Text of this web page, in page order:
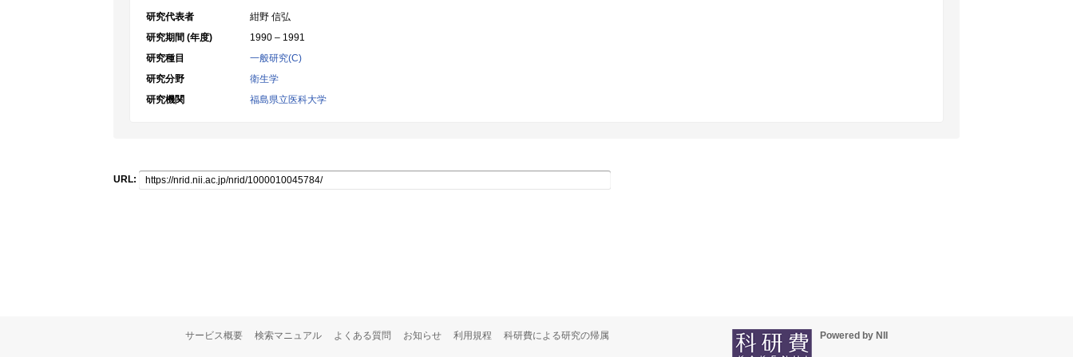
研究代表者
紺野 信弘
研究期間 (年度)
1990 – 1991
研究種目
一般研究(C)
研究分野
衛生学
研究機関
福島県立医科大学
URL:
サービス概要 検索マニュアル よくある質問 お知らせ 利用規程 科研費による研究の帰属 Powered by NII